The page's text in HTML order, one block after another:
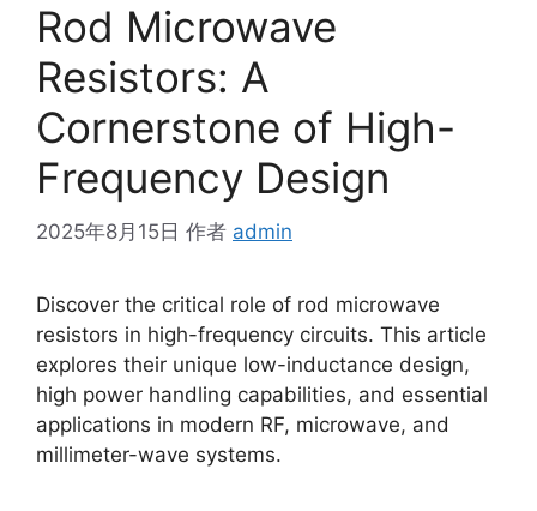
Rod Microwave
Resistors: A
Cornerstone of High-
Frequency Design
2025年8月15日 作者 admin
Discover the critical role of rod microwave
resistors in high-frequency circuits. This article
explores their unique low-inductance design,
high power handling capabilities, and essential
applications in modern RF, microwave, and
millimeter-wave systems.